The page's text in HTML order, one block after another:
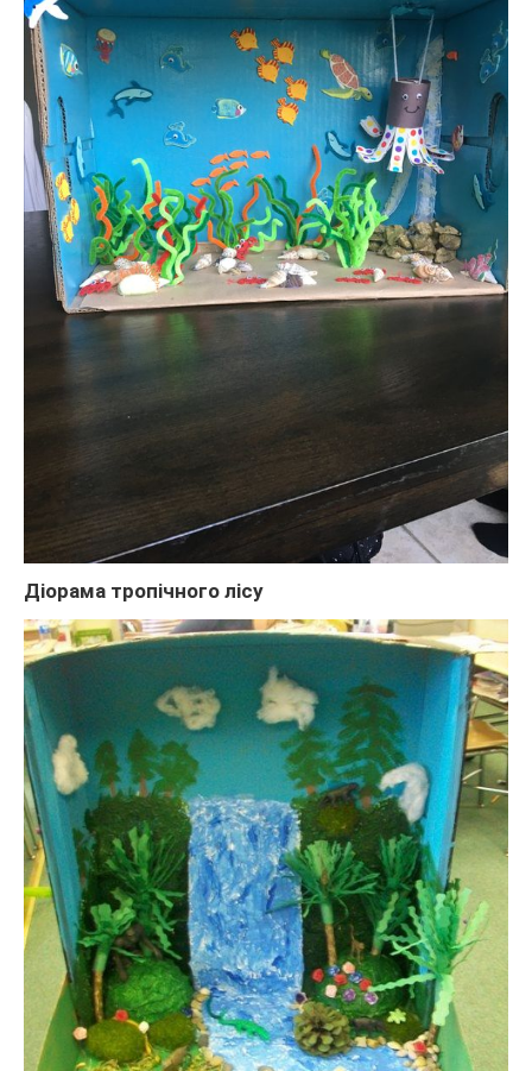
Діорама тропічного лісу